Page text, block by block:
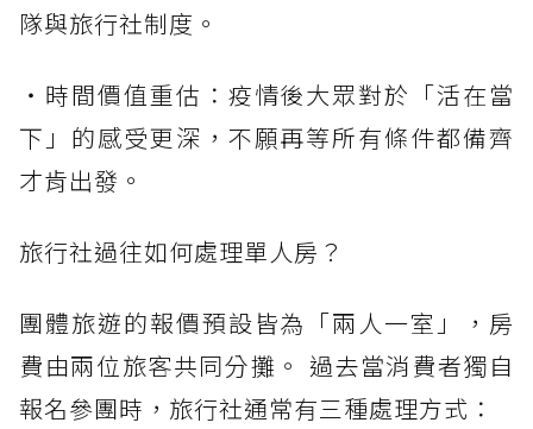
隊與旅行社制度。
・時間價值重估：疫情後大眾對於「活在當
下」的感受更深，不願再等所有條件都備齊
才肯出發。
旅行社過往如何處理單人房？
團體旅遊的報價預設皆為「兩人一室」，房
費由兩位旅客共同分攤。 過去當消費者獨自
報名參團時，旅行社通常有三種處理方式：